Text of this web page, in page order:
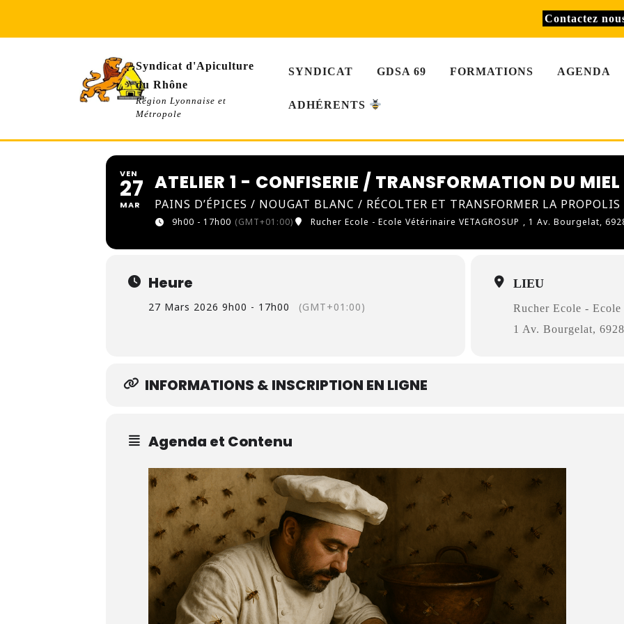
content
Contactez
Syndicat d'Apiculture
du Rhône
Région Lyonnaise et
Métropole
SYNDICAT GDSA 69 FORMATIONS AGENDA
ADHÉRENTS
VEN
27
MAR
ATELIER 1 - CONFISERIE / TRANSFORMATION DU MIEL
PAINS D’ÉPICES / NOUGAT BLANC / RÉCOLTER ET TRANSFORMER LA PROPOLIS
9h00 - 17h00 (GMT+01:00) Rucher Ecole - Ecole Vétérinaire VETAGROSUP , 1 Av. Bourgelat,
Heure
27 Mars 2026 9h00 - 17h00 (GMT+01:00)
LIEU
Rucher Ecole -
1 Av. Bourgelat,
INFORMATIONS & INSCRIPTION EN LIGNE
Agenda et Contenu